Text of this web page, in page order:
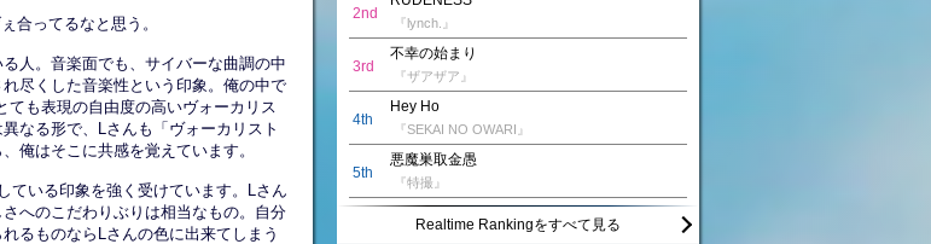
合ってるなと思う。
人。音楽面でも、サイバーな曲調の中
尽くした音楽性という印象。俺の中で
も表現の自由度の高いヴォーカリス
なる形で、Lさんも「ヴォーカリスト
俺はそこに共感を覚えています。
いる印象を強く受けています。Lさん
へのこだわりぶりは相当なもの。自分
るものならLさんの色に出来てしまう
2nd
『lynch.』
3rd
不幸の始まり
『ザアザア』
4th
Hey Ho
『SEKAI NO OWARI』
5th
悪魔巣取金愚
『特撮』
Realtime Rankingをすべて見る